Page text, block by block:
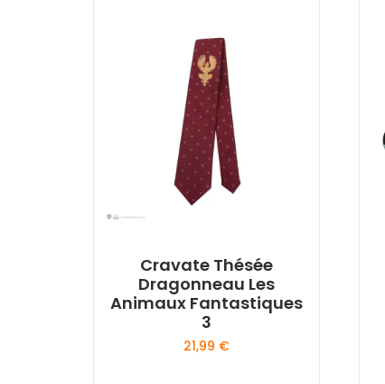
Cravate Thésée
Dragonneau Les
Animaux Fantastiques
3
21,99 €